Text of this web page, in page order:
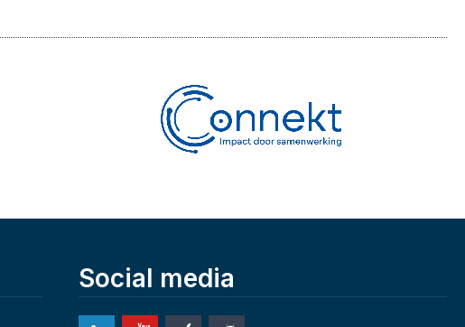
Social media